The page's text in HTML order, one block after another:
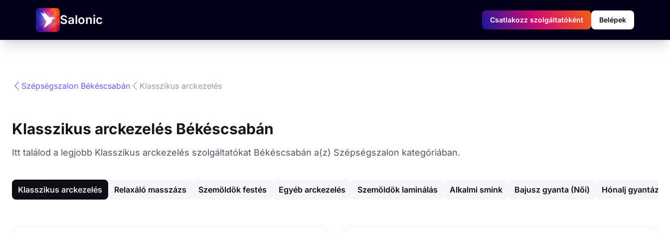
Salonic Csatlakozz szolgáltatóként Belépek
Szépségszalon Békéscsabán Klasszikus arckezelés
Klasszikus arckezelés Békéscsabán
Itt találod a legjobb Klasszikus arckezelés szolgáltatókat Békéscsabán a(z) Szépségszalon kategóriában.
Klasszikus arckezelés Relaxáló masszázs Szemöldök festés Egyéb arckezelés Szemöldök laminálás Alkalmi smink Bajusz gyanta (Női) Hónalj gyantázás